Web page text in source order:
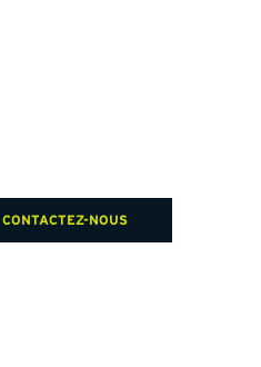
CONTACTEZ-NOUS